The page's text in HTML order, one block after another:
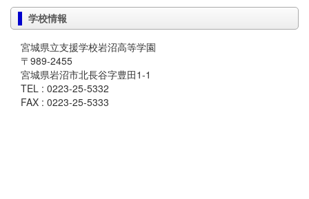
学校情報
宮城県立支援学校岩沼高等学園
〒989-2455
宮城県岩沼市北長谷字豊田1-1
TEL : 0223-25-5332
FAX : 0223-25-5333